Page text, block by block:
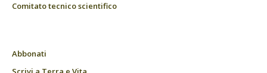
Comitato tecnico scientifico
Abbonati